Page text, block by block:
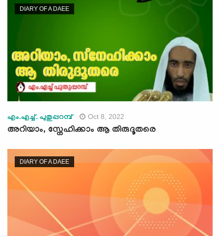
DIARY OF A DAEE
എം.എച്ച്. പുതുപ്പറമ്പ് Oct 8, 2022
അറിയാം, സ്നേഹിക്കാം ആ തിരുദൂതരെ
DIARY OF A DAEE